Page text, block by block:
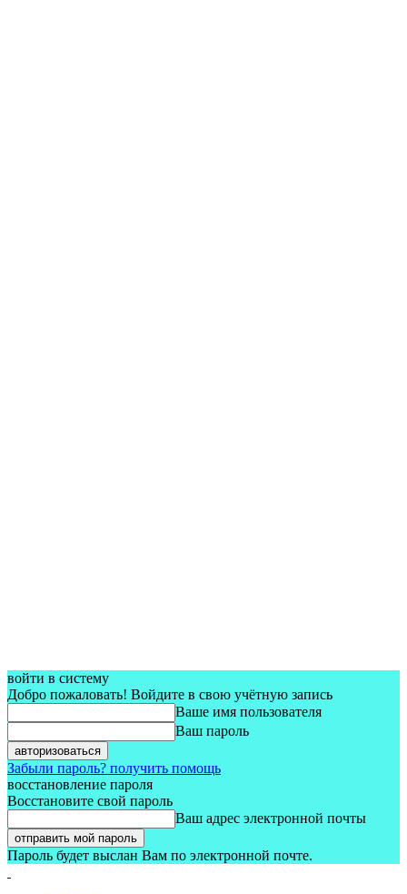
войти в систему
Добро пожаловать! Войдите в свою учётную запись
Ваше имя пользователя
Ваш пароль
Забыли пароль? получить помощь
восстановление пароля
Восстановите свой пароль
Ваш адрес электронной почты
Пароль будет выслан Вам по электронной почте.